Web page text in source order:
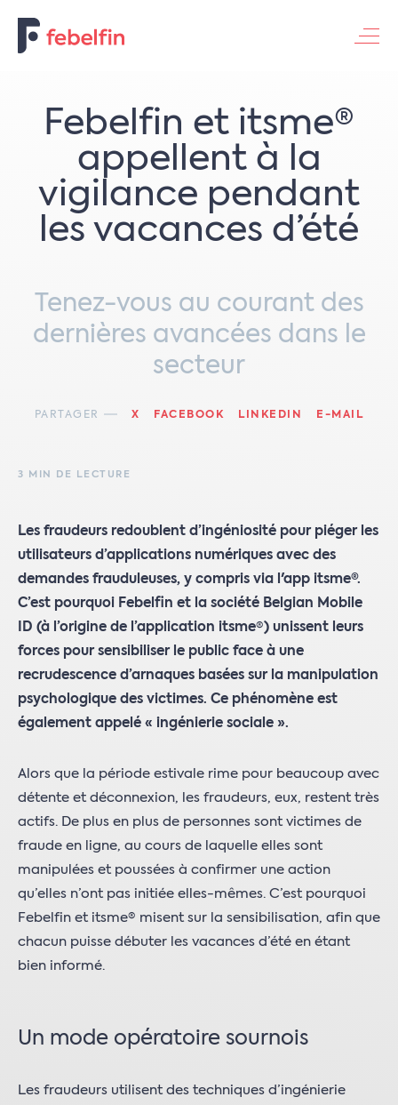
Febelfin et itsme®
appellent à la
vigilance pendant
les vacances d’été
Tenez-vous au courant des
dernières avancées dans le
secteur
PARTAGER X FACEBOOK LINKEDIN E-MAIL
3 MIN DE LECTURE
Les fraudeurs redoublent d’ingéniosité pour piéger les
utilisateurs d’applications numériques avec des
demandes frauduleuses, y compris via l'app itsme®.
C’est pourquoi Febelfin et la société Belgian Mobile
ID (à l’origine de l’application itsme®) unissent leurs
forces pour sensibiliser le public face à une
recrudescence d’arnaques basées sur la manipulation
psychologique des victimes. Ce phénomène est
également appelé « ingénierie sociale ».
Alors que la période estivale rime pour beaucoup avec
détente et déconnexion, les fraudeurs, eux, restent très
actifs. De plus en plus de personnes sont victimes de
fraude en ligne, au cours de laquelle elles sont
manipulées et poussées à confirmer une action
qu’elles n’ont pas initiée elles-mêmes. C’est pourquoi
Febelfin et itsme® misent sur la sensibilisation, afin que
chacun puisse débuter les vacances d’été en étant
bien informé.
Un mode opératoire sournois
Les fraudeurs utilisent des techniques d’ingénierie